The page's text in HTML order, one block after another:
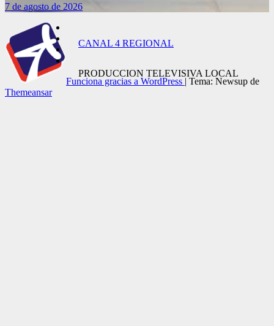
7 de agosto de 2026
CANAL 4 REGIONAL
PRODUCCION TELEVISIVA LOCAL
Funciona gracias a WordPress | Tema: Newsup de
Themeansar